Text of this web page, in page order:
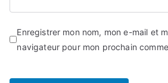
Enregistrer mon nom, mon e-mail et
navigateur pour mon prochain